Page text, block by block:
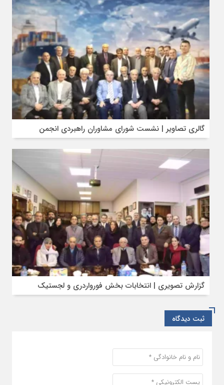
گالری تصاویر | نشست شورای مشاوران راهبردی انجمن
گزارش تصویری | انتخابات بخش فورواردری و لجستیک
ثبت دیدگاه